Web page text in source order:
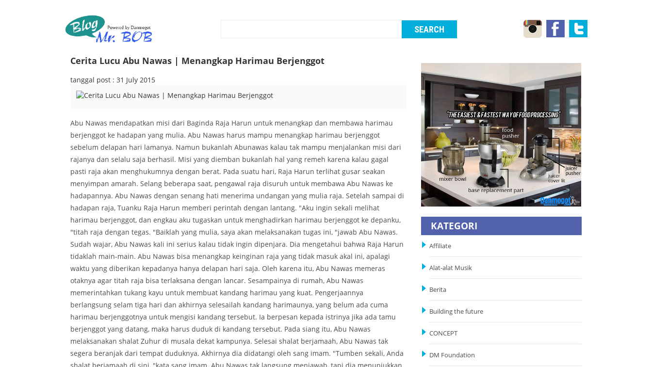
Cerita Lucu Abu Nawas | Menangkap Harimau Berjenggot
tanggal post : 31 July 2015
Abu Nawas mendapatkan misi dari Baginda Raja Harun untuk menangkap dan membawa harimau
berjenggot ke hadapan yang mulia. Abu Nawas harus mampu menangkap harimau berjenggot
sebelum delapan hari lamanya. Namun bukanlah Abunawas kalau tak mampu menjalankan misi dari
rajanya dan selalu saja berhasil. Misi yang diemban bukanlah hal yang remeh karena kalau gagal
pasti raja akan menghukumnya dengan berat. Pada suatu hari, Raja Harun terlihat gusar seakan
menyimpan amarah. Selang beberapa saat, pengawal raja disuruh untuk membawa Abu Nawas ke
hadapannya. Abu Nawas dengan senang hati menerima undangan yang mulia raja. Setelah sampai di
hadapan raja, Tuanku Raja Harun memberi perintah dengan lantang. "Aku ingin sekali melihat
harimau berjenggot, dan engkau aku tugaskan untuk menghadirkan harimau berjenggot ke depanku,
"titah raja dengan tegas. "Baiklah yang mulia, saya akan melaksanakan tugas ini, "jawab Abu Nawas.
Sudah wajar, Abu Nawas kali ini serius kalau tidak ingin dipenjara. Dia mengetahui bahwa Raja Harun
tidaklah main-main. Abu Nawas bisa menangkap keinginan raja yang tidak masuk akal ini, apalagi
waktu yang diberikan kepadanya hanya delapan hari saja. Oleh karena itu, Abu Nawas memeras
otaknya agar titah raja bisa terlaksana dengan lancar. Sesampainya di rumah, Abu Nawas
memerintahkan tukang kayu untuk membuat kandang harimau yang kuat. Pengerjaannya
berlangsung selam tiga hari dan akhirnya selesailah kandang harimaunya, yang belum ada cuma
harimau berjenggotnya untuk mengisi kandang tersebut. Ia berpesan kepada istrinya jika ada tamu
berjenggot yang datang, maka harus duduk di kandang tersebut. Pada siang itu, Abu Nawas
melaksanakan shalat Zuhur di musala dekat kampunya. Selesai shalat berjamaah, Abu Nawas tak
segera beranjak dari tempat duduknya. Akhirnya dia didatangi oleh sang imam. "Tumben sekali, Anda
KATEGORI
Affiliate
Alat-alat Musik
Berita
Building the future
CONCEPT
DM Foundation